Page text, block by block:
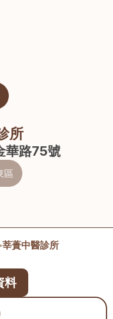
所
華路75號
區
莘蕢中醫診所
料